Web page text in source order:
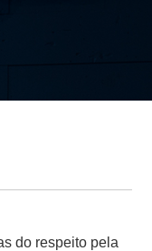
do respeito pela